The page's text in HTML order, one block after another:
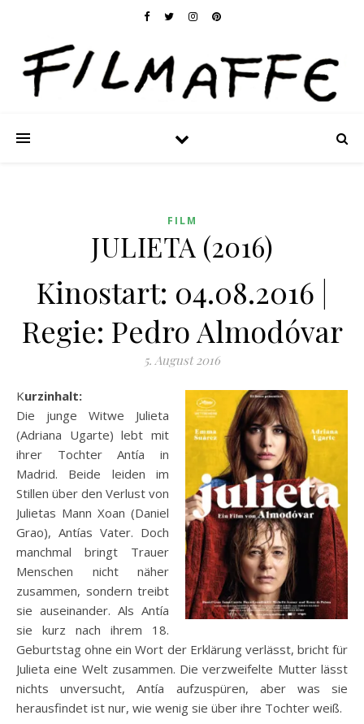
FILM
JULIETA (2016)
Kinostart: 04.08.2016 |
Regie: Pedro Almodóvar
5. August 2016
Kurzinhalt:
Die junge Witwe Julieta
(Adriana Ugarte) lebt mit
ihrer Tochter Antía in
Madrid. Beide leiden im
Stillen über den Verlust von
Julietas Mann Xoan (Daniel
Grao), Antías Vater. Doch
manchmal bringt Trauer
Menschen nicht näher
zusammen, sondern treibt
sie auseinander. Als Antía
sie kurz nach ihrem 18.
Geburtstag ohne ein Wort der Erklärung verlässt, bricht für
Julieta eine Welt zusammen. Die verzweifelte Mutter lässt
nichts unversucht, Antía aufzuspüren, aber was sie
herausfindet ist nur, wie wenig sie über ihre Tochter weiß.